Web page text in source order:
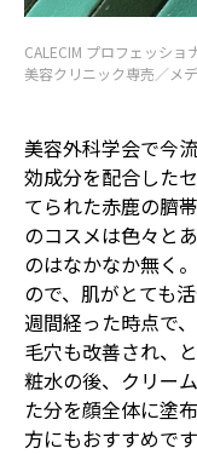
CALECIM プロフェッシ
美容クリニック専売／メ
美容外科学会で今
効成分を配合した
てられた赤鹿の臍
のコスメは色々と
のはなかなか無く
ので、肌がとても
週間経った時点で
毛穴も改善され、
粧水の後、クリー
た分を顔全体に塗
方にもおすすめです